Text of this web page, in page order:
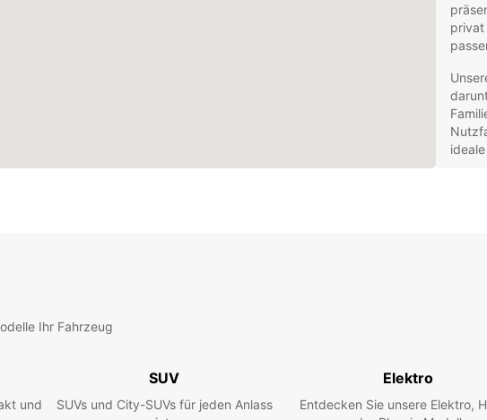
privat
Ihr Fahrzeug
und
SUV
SUVs und City-SUVs für jeden Anlass
Elektro
Entdecken Sie unsere Elektro,